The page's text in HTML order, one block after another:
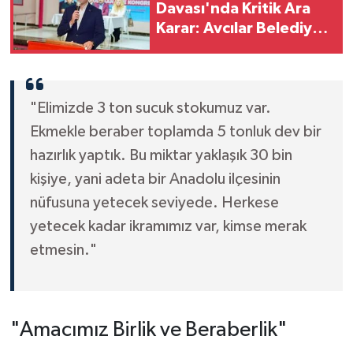
Davası'nda Kritik Ara
Karar: Avcılar Belediye
"Elimizde 3 ton sucuk stokumuz var.
Ekmekle beraber toplamda 5 tonluk dev bir
hazırlık yaptık. Bu miktar yaklaşık 30 bin
kişiye, yani adeta bir Anadolu ilçesinin
nüfusuna yetecek seviyede. Herkese
yetecek kadar ikramımız var, kimse merak
etmesin."
"Amacımız Birlik ve Beraberlik"